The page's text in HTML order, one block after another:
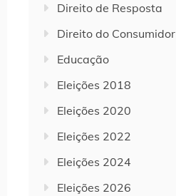
Direito de Resposta
Direito do Consumidor
Educação
Eleições 2018
Eleições 2020
Eleições 2022
Eleições 2024
Eleições 2026